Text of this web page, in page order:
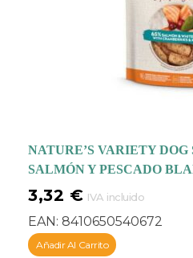
NATURE’S VARIETY DOG
SALMÓN Y PESCADO
3,32 € IVA incluido
EAN: 8410650540672
Añadir Al Carrito